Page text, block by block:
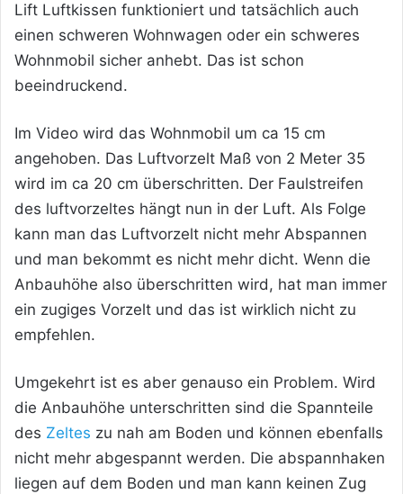
Lift Luftkissen funktioniert und tatsächlich auch
einen schweren Wohnwagen oder ein schweres
Wohnmobil sicher anhebt. Das ist schon
beeindruckend.
Im Video wird das Wohnmobil um ca 15 cm
angehoben. Das Luftvorzelt Maß von 2 Meter 35
wird im ca 20 cm überschritten. Der Faulstreifen
des luftvorzeltes hängt nun in der Luft. Als Folge
kann man das Luftvorzelt nicht mehr Abspannen
und man bekommt es nicht mehr dicht. Wenn die
Anbauhöhe also überschritten wird, hat man immer
ein zugiges Vorzelt und das ist wirklich nicht zu
empfehlen.
Umgekehrt ist es aber genauso ein Problem. Wird
die Anbauhöhe unterschritten sind die Spannteile
des Zeltes zu nah am Boden und können ebenfalls
nicht mehr abgespannt werden. Die abspannhaken
liegen auf dem Boden und man kann keinen Zug